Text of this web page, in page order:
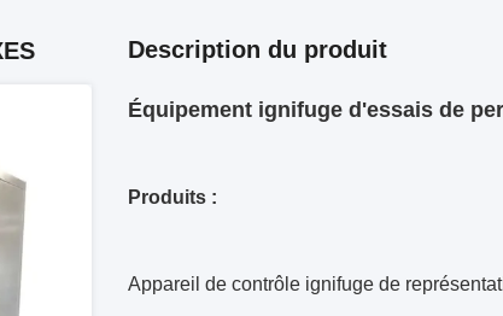
Description du produit
Équipement ignifuge d'essais de
Produits :
Appareil de contrôle ignifuge de